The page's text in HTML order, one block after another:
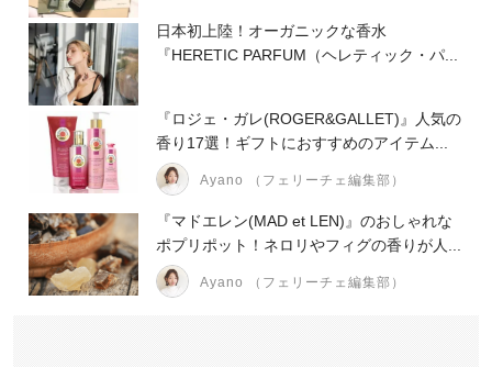
日本初上陸！オーガニックな香水
『HERETIC PARFUM（ヘレティック・パ...
『ロジェ・ガレ(ROGER&GALLET)』人気の
香り17選！ギフトにおすすめのアイテム...
Ayano （フェリーチェ編集部）
『マドエレン(MAD et LEN)』のおしゃれな
ポプリポット！ネロリやフィグの香りが人...
Ayano （フェリーチェ編集部）